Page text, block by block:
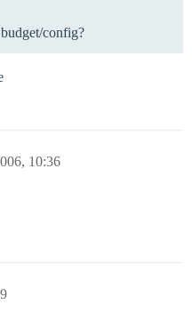
config?
10:36